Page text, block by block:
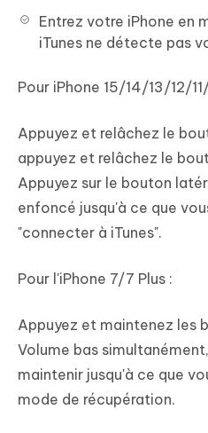
Entrez votre iPhone en
iTunes ne détecte pas
Pour iPhone 15/14/13/12/
Appuyez et relâchez le
appuyez et relâchez le
Appuyez sur le bouton
enfoncé jusqu'à ce que
"connecter à iTunes".
Pour l'iPhone 7/7 Plus :
Appuyez et maintenez les
Volume bas
maintenir jusqu'à ce que
mode de récupération.